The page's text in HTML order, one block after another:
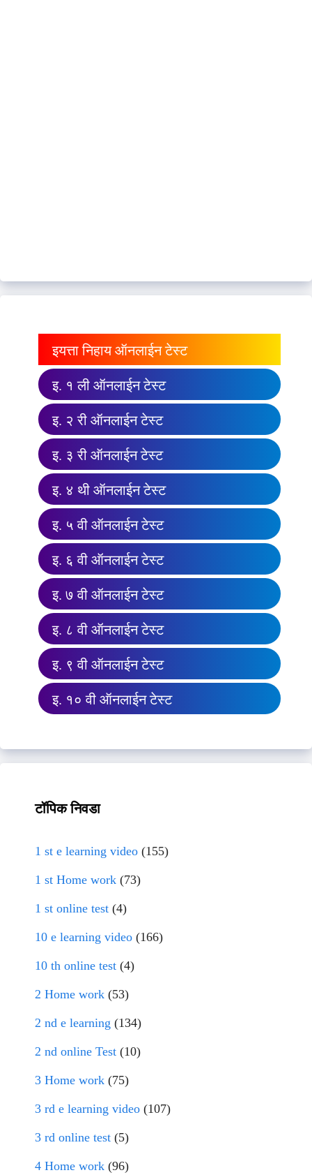
इयत्ता निहाय ऑनलाईन टेस्ट
इ. १ ली ऑनलाईन टेस्ट
इ. २ री ऑनलाईन टेस्ट
इ. ३ री ऑनलाईन टेस्ट
इ. ४ थी ऑनलाईन टेस्ट
इ. ५ वी ऑनलाईन टेस्ट
इ. ६ वी ऑनलाईन टेस्ट
इ. ७ वी ऑनलाईन टेस्ट
इ. ८ वी ऑनलाईन टेस्ट
इ. ९ वी ऑनलाईन टेस्ट
इ. १० वी ऑनलाईन टेस्ट
टॉपिक निवडा
1 st e learning video (155)
1 st Home work (73)
1 st online test (4)
10 e learning video (166)
10 th online test (4)
2 Home work (53)
2 nd e learning (134)
2 nd online Test (10)
3 Home work (75)
3 rd e learning video (107)
3 rd online test (5)
4 Home work (96)